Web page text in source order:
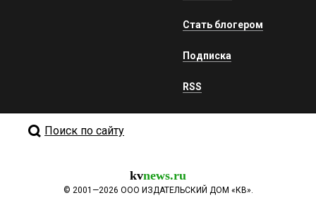
Стать блогером
Подписка
RSS
Поиск по сайту
kvnews.ru
© 2001—2026 ООО ИЗДАТЕЛЬСКИЙ ДОМ «КВ».